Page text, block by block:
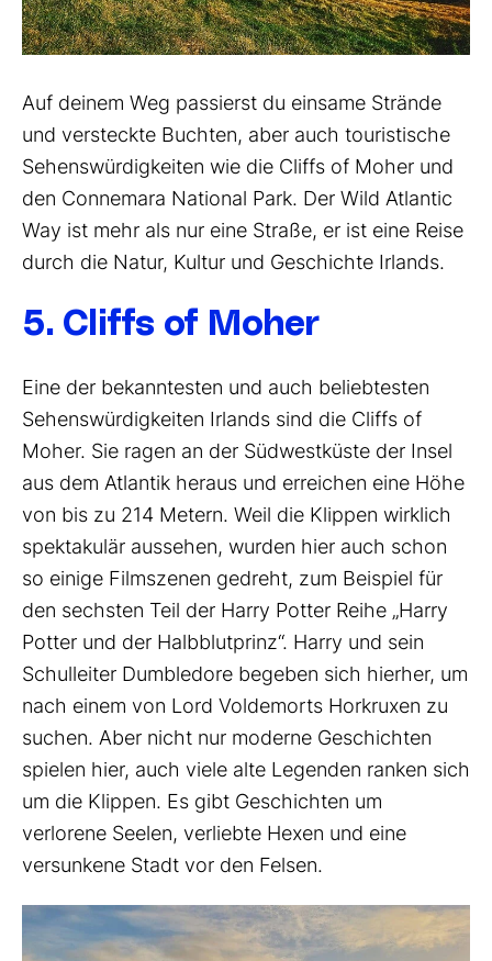
Auf deinem Weg passierst du einsame Strände
und versteckte Buchten, aber auch touristische
Sehenswürdigkeiten wie die Cliffs of Moher und
den Connemara National Park. Der Wild Atlantic
Way ist mehr als nur eine Straße, er ist eine Reise
durch die Natur, Kultur und Geschichte Irlands.
5. Cliffs of Moher
Eine der bekanntesten und auch beliebtesten
Sehenswürdigkeiten Irlands sind die Cliffs of
Moher. Sie ragen an der Südwestküste der Insel
aus dem Atlantik heraus und erreichen eine Höhe
von bis zu 214 Metern. Weil die Klippen wirklich
spektakulär aussehen, wurden hier auch schon
so einige Filmszenen gedreht, zum Beispiel für
den sechsten Teil der Harry Potter Reihe „Harry
Potter und der Halbblutprinz“. Harry und sein
Schulleiter Dumbledore begeben sich hierher, um
nach einem von Lord Voldemorts Horkruxen zu
suchen. Aber nicht nur moderne Geschichten
spielen hier, auch viele alte Legenden ranken sich
um die Klippen. Es gibt Geschichten um
verlorene Seelen, verliebte Hexen und eine
versunkene Stadt vor den Felsen.